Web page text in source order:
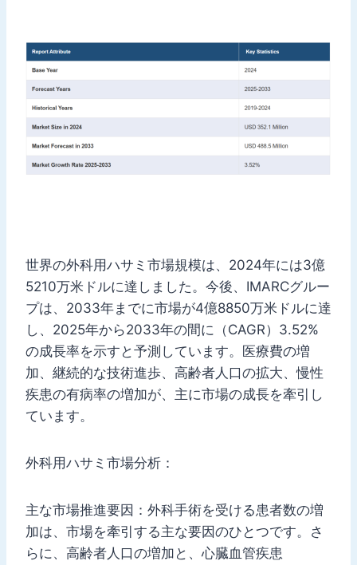
世界の外科用ハサミ市場規模は、2024年には3億
5210万米ドルに達しました。今後、IMARCグルー
プは、2033年までに市場が4億8850万米ドルに達
し、2025年から2033年の間に（CAGR）3.52%
の成長率を示すと予測しています。医療費の増
加、継続的な技術進歩、高齢者人口の拡大、慢性
疾患の有病率の増加が、主に市場の成長を牽引し
ています。
外科用ハサミ市場分析：
主な市場推進要因：外科手術を受ける患者数の増
加は、市場を牽引する主な要因のひとつです。さ
らに、高齢者人口の増加と、心臓血管疾患